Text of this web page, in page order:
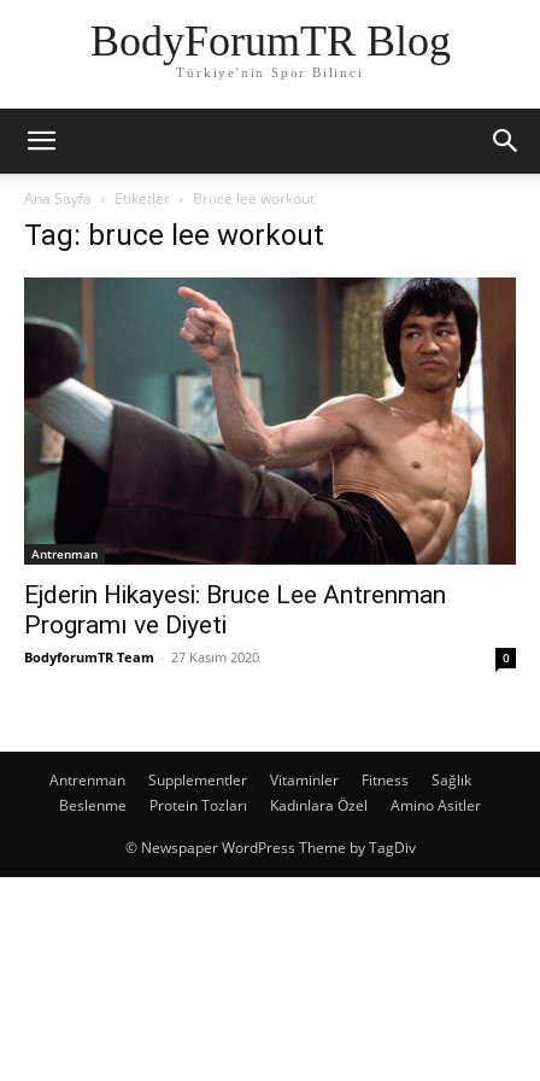
BodyForumTR Blog
Türkiye'nin Spor Bilinci
Ana Sayfa Etiketler Bruce lee workout
Tag: bruce lee workout
Antrenman
Ejderin Hikayesi: Bruce Lee Antrenman
Programı ve Diyeti
BodyforumTR Team - 27 Kasım 2020 0
Antrenman Supplementler Vitaminler Fitness
Sağlık
Beslenme
Protein Tozları Kadınlara Özel Amino Asitler
© Newspaper WordPress Theme by TagDiv